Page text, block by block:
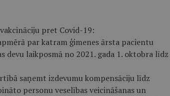
pret Covid-19:
par katram ģimenes ārsta pacientu
laikposmā no 2021. gada 1. oktobra līdz
saņemt izdevumu kompensāciju līdz
personu veselības veicināšanas un